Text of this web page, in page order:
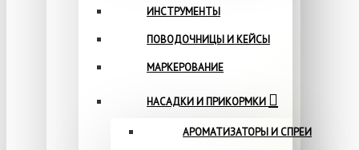
ИНСТРУМЕНТЫ
ПОВОДОЧНИЦЫ И КЕЙСЫ
МАРКЕРОВАНИЕ
НАСАДКИ И ПРИКОРМКИ
АРОМАТИЗАТОРЫ И СПРЕИ